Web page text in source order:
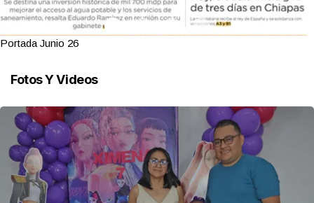
Portada Junio 26
Fotos Y Videos